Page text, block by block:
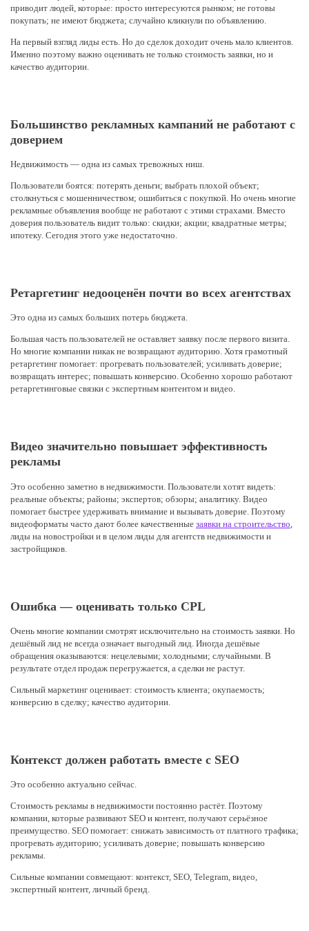
приводит людей, которые: просто интересуются рынком; не готовы
покупать; не имеют бюджета; случайно кликнули по объявлению.
На первый взгляд лиды есть. Но до сделок доходит очень мало клиентов.
Именно поэтому важно оценивать не только стоимость заявки, но и
качество аудитории.
Большинство рекламных кампаний не работают с
доверием
Недвижимость — одна из самых тревожных ниш.
Пользователи боятся: потерять деньги; выбрать плохой объект;
столкнуться с мошенничеством; ошибиться с покупкой. Но очень многие
рекламные объявления вообще не работают с этими страхами. Вместо
доверия пользователь видит только: скидки; акции; квадратные метры;
ипотеку. Сегодня этого уже недостаточно.
Ретаргетинг недооценён почти во всех агентствах
Это одна из самых больших потерь бюджета.
Большая часть пользователей не оставляет заявку после первого визита.
Но многие компании никак не возвращают аудиторию. Хотя грамотный
ретаргетинг помогает: прогревать пользователей; усиливать доверие;
возвращать интерес; повышать конверсию. Особенно хорошо работают
ретаргетинговые связки с экспертным контентом и видео.
Видео значительно повышает эффективность
рекламы
Это особенно заметно в недвижимости. Пользователи хотят видеть:
реальные объекты; районы; экспертов; обзоры; аналитику. Видео
помогает быстрее удерживать внимание и вызывать доверие. Поэтому
видеоформаты часто дают более качественные заявки на строительство
лиды на новостройки и в целом лиды для агентств недвижимости и
застройщиков.
Ошибка — оценивать только CPL
Очень многие компании смотрят исключительно на стоимость заявки. Но
дешёвый лид не всегда означает выгодный лид. Иногда дешёвые
обращения оказываются: нецелевыми; холодными; случайными. В
результате отдел продаж перегружается, а сделки не растут.
Сильный маркетинг оценивает: стоимость клиента; окупаемость;
конверсию в сделку; качество аудитории.
Контекст должен работать вместе с SEO
Это особенно актуально сейчас.
Стоимость рекламы в недвижимости постоянно растёт. Поэтому
компании, которые развивают SEO и контент, получают серьёзное
преимущество. SEO помогает: снижать зависимость от платного трафика;
прогревать аудиторию; усиливать доверие; повышать конверсию
рекламы.
Сильные компании совмещают: контекст, SEO, Telegram, видео,
экспертный контент, личный бренд.